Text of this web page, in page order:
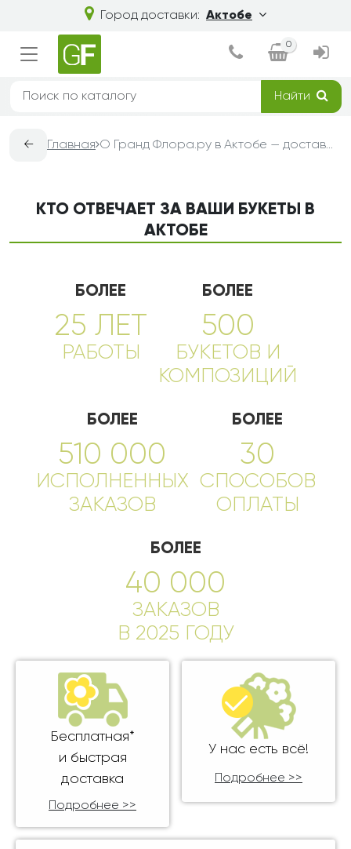
Город доставки: Актобе
0
Найти
← Главная О Гранд Флора.ру в Актобе — доставка букетов из цветов
КТО ОТВЕЧАЕТ ЗА ВАШИ БУКЕТЫ В
АКТОБЕ
БОЛЕЕ
25 ЛЕТ
РАБОТЫ
БОЛЕЕ
500
БУКЕТОВ И
КОМПОЗИЦИЙ
БОЛЕЕ
510 000
ИСПОЛНЕННЫХ
ЗАКАЗОВ
БОЛЕЕ
30
СПОСОБОВ
ОПЛАТЫ
БОЛЕЕ
40 000
ЗАКАЗОВ
В 2025 ГОДУ
Бесплатная*
и быстрая
доставка
Подробнее >>
У нас есть всё!
Подробнее >>